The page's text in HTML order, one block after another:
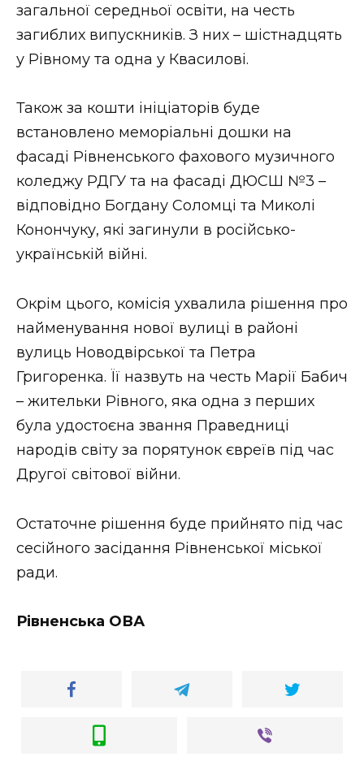
ВІДЕО
загальної середньої освіти, на честь
загиблих випускників. З них – шістнадцять
у Рівному та одна у Квасилові.
Також за кошти ініціаторів буде
встановлено меморіальні дошки на
фасаді Рівненського фахового музичного
коледжу РДГУ та на фасаді ДЮСШ №3 –
відповідно Богдану Соломці та Миколі
Конончуку, які загинули в російсько-
українській війні.
Окрім цього, комісія ухвалила рішення про
найменування нової вулиці в районі
вулиць Новодвірської та Петра
Григоренка. Її назвуть на честь Марії Бабич
– жительки Рівного, яка одна з перших
була удостоєна звання Праведниці
народів світу за порятунок євреїв під час
Другої світової війни.
Остаточне рішення буде прийнято під час
сесійного засідання Рівненської міської
ради.
Рівненська ОВА